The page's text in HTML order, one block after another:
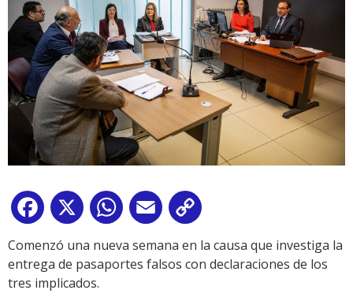
Facebook
X WhatsApp
Email
Link
Comenzó una nueva semana en la causa que investiga la
entrega de pasaportes falsos con declaraciones de los
tres implicados.